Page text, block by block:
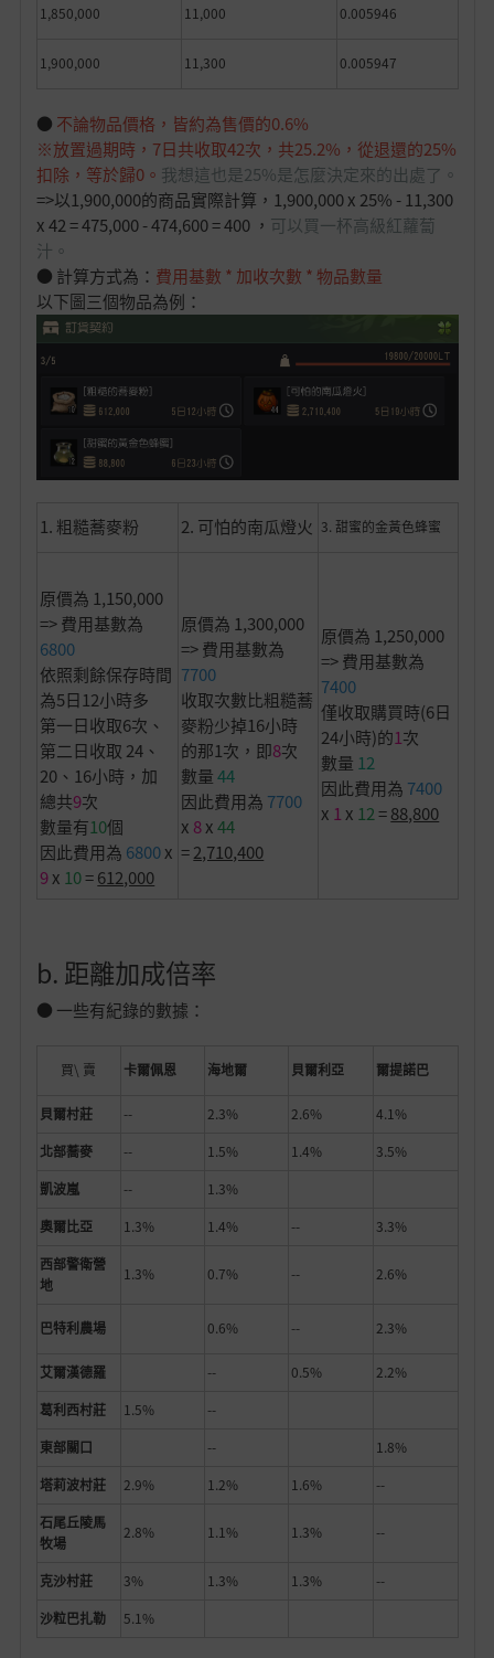
1,850,000 11,000 0.005946
1,900,000 11,300 0.005947
● 不論物品價格，皆約為售價的0.6%
※放置過期時，7日共收取42次，共25.2%，從退還的25%
扣除，等於歸0。 我想這也是25%是怎麼決定來的出處了。
=>以1,900,000的商品實際計算，1,900,000 x 25% - 11,300
x 42 = 475,000 - 474,600 = 400 ， 可以買一杯高級紅蘿蔔
汁。
● 計算方式為： 費用基數 * 加收次數 * 物品數量
以下圖三個物品為例：
1. 粗糙蕎麥粉 2. 可怕的南瓜燈火 3. 甜蜜的金黃色蜂蜜
原價為 1,150,000
=> 費用基數為
6800
依照剩餘保存時間
為5日12小時多
第一日收取6次、
第二日收取 24、
20、16小時，加
總共9次
數量有10個
因此費用為 6800x
9x 10=612,000
原價為 1,300,000
=> 費用基數為
7700
收取次數比粗糙蕎
麥粉少掉16小時
的那1次，即8次
數量44
因此費用為 7700
x 8x44
=2,710,400
原價為 1,250,000
=> 費用基數為
7400
僅收取購買時(6日
24小時)的1次
數量 12
因此費用為 7400
x 1x 12=88,800
b. 距離加成倍率
● 一些有紀錄的數據：
買\ 賣 卡爾佩恩 海地爾 貝爾利亞 爾提諾巴
貝爾村莊 -- 2.3% 2.6%
4.1%
北部蕎麥
-- 1.5% 1.4%
3.5%
凱波嵐
--
1.3%
奧爾比亞
1.3% 1.4% --
3.3%
西部警衛營
地
1.3% 0.7% -- 2.6%
巴特利農場 0.6% -- 2.3%
艾爾漢德羅 -- 0.5%
2.2%
葛利西村莊
1.5%
--
東部關口
--
1.8%
塔莉波村莊
2.9% 1.2% 1.6%
--
石尾丘陵馬
牧場
2.8% 1.1% 1.3% --
克沙村莊 3% 1.3% 1.3%
--
沙粒巴扎勒
5.1%